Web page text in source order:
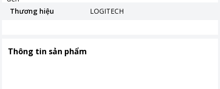
Thương hiệu LOGITECH
Thông tin sản phẩm